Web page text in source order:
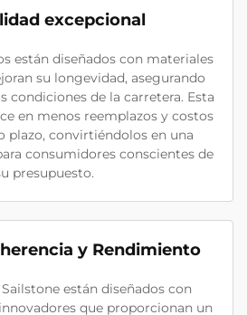
excepcional
están diseñados con materiales
su longevidad, asegurando
condiciones de la carretera. Esta
en menos reemplazos y costos
plazo, convirtiéndolos en una
consumidores conscientes de
presupuesto.
y Rendimiento
están diseñados con
que proporcionan un